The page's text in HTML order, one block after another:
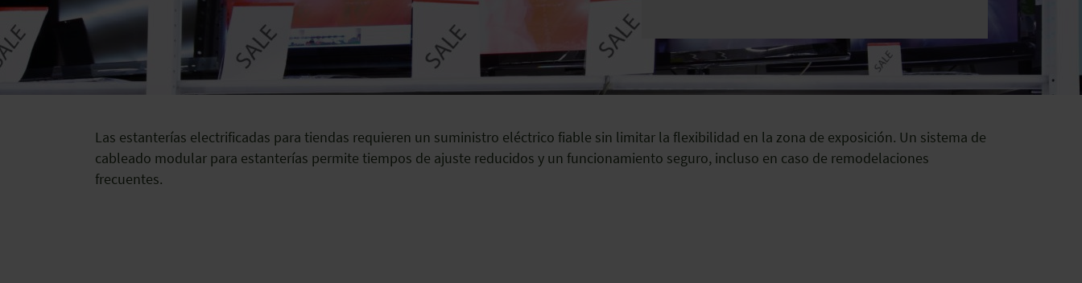
Las estanterías electrificadas para tiendas requieren un suministro eléctrico fiable sin limitar la flexibilidad en la zona de exposición. Un sistema de
cableado modular para estanterías permite tiempos de ajuste reducidos y un funcionamiento seguro, incluso en caso de remodelaciones
frecuentes.